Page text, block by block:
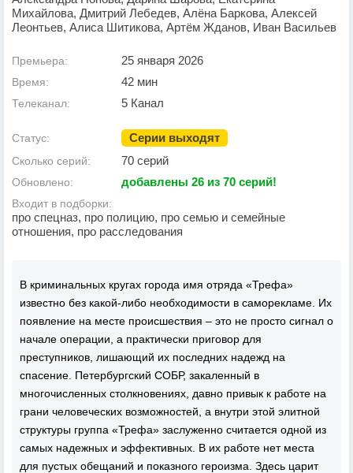
Михайлова, Дмитрий Лебедев, Алёна Баркова, Алексей
Леонтьев, Алиса Шитикова, Артём Жданов, Иван Васильев
Премьера: 25 января 2026
Время: 42 мин
Телеканал: 5 Канал
Статус: Серии выходят
Сколько серий: 70 серий
Обновлено: добавлены 26 из 70 серий!
Входит в подборки:
про спецназ, про полицию, про семью и семейные
отношения, про расследования
В криминальных кругах города имя отряда «Трефа»
известно без какой-либо необходимости в саморекламе. Их
появление на месте происшествия – это не просто сигнал о
начале операции, а практически приговор для
преступников, лишающий их последних надежд на
спасение. Петербургский СОБР, закаленный в
многочисленных столкновениях, давно привык к работе на
грани человеческих возможностей, а внутри этой элитной
структуры группа «Трефа» заслуженно считается одной из
самых надежных и эффективных. В их работе нет места
для пустых обещаний и показного героизма. Здесь царит